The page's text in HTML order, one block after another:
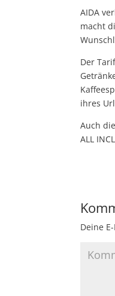
AIDA
macht
Der
ihres
Auch
ALL
Deine